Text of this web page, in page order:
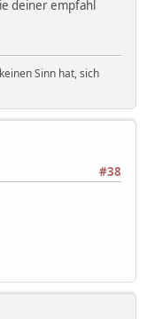
deiner empfahl
Sinn hat, sich
#38